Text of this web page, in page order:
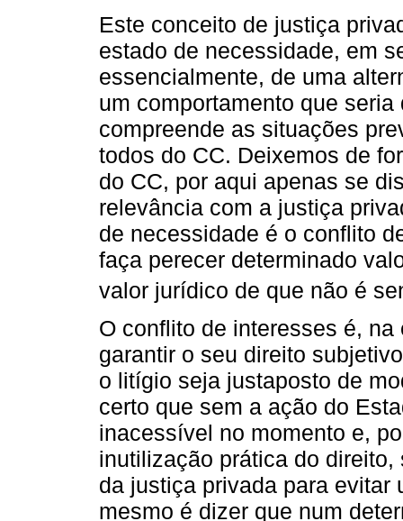
Este conceito de justiça
estado de necessidade, em
essencialmente, de uma
um comportamento que
compreende as situações
todos do CC. Deixemos de
do CC, por aqui apenas se
relevância com a justiça
de necessidade é o conflito
faça perecer determinado
valor jurídico de que não é
O conflito de interesses é,
garantir o seu direito
o litígio seja justaposto de
certo que sem a ação do
inacessível no momento e,
inutilização prática do
da justiça privada para
mesmo é dizer que num